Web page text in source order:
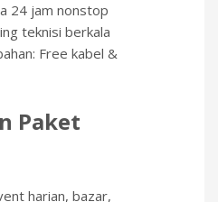
24 jam nonstop
teknisi berkala
Free kabel &
Paket
harian, bazar,